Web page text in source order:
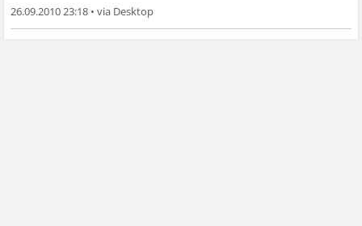
26.09.2010 23:18 •